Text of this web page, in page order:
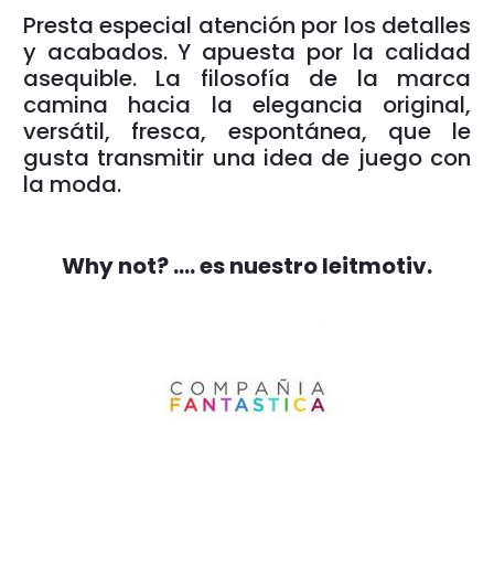
Presta especial atención por los detalles
y acabados. Y apuesta por la calidad
asequible. La filosofía de la marca
camina hacia la elegancia original,
versátil, fresca, espontánea, que le
gusta transmitir una idea de juego con
la moda.
Why not? …. es nuestro leitmotiv.